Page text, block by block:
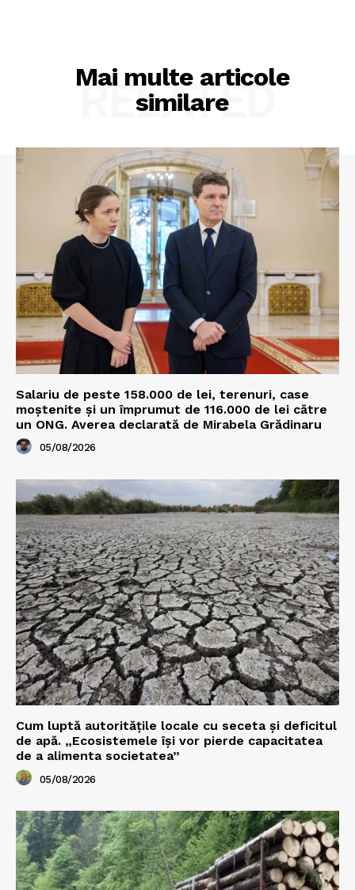
Mai multe articole
similare
RELATED
Salariu de peste 158.000 de lei, terenuri, case
moștenite și un împrumut de 116.000 de lei către
un ONG. Averea declarată de Mirabela Grădinaru
05/08/2026
Cum luptă autoritățile locale cu seceta și deficitul
de apă. „Ecosistemele își vor pierde capacitatea
de a alimenta societatea”
05/08/2026